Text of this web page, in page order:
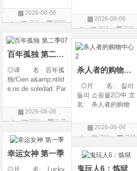
陆◎类 别 传记
/ 历史 / 古装◎语
上映日期 2026-07-
20(中国大陆)◎
2026-08-06
评论
国剧
◎类 别 剧情 /
悬疑◎语 言 汉
期 2026-08-04(中国
大陆)◎IMDb链接 t
2026-08-06
评论
国剧
百年孤独 第二季07
◎译 名 百年孤
独/Cien a&amp;ntild
e;os de soledad: Par
ears of Solitude/One
Hundred Years of So
寂/百年孤寂：第一
部(台)/百年孤
2026-08-06
评论
欧美
剧
杀人者的购物中心2
◎片 名: 킬러
들의 쇼핑몰2◎中 文
名: 杀人者的购物
A Shop for Killers S
2 / A Shop for Killers
代: 2026◎产
地: 韩国
2026-08-06
评论
日韩
剧
幸运女神 第一季
◎片 名: Lucky
鬼玩人6：炼狱